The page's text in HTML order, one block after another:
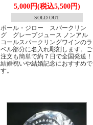
5,000円(税込5,500円)
SOLD OUT
ポール・ジロー スパークリン
グ グレープジュース ノンアル
コールスパークリングワインのラ
ベル部分に名入れ彫刻します。ご
注文も簡単で約７日で全国発送！
結婚祝いや結婚記念におすすめで
す。